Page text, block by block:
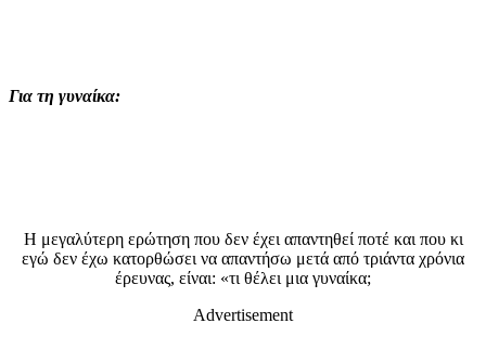
Για τη γυναίκα:
Η μεγαλύτερη ερώτηση που δεν έχει απαντηθεί ποτέ και που κι
εγώ δεν έχω κατορθώσει να απαντήσω μετά από τριάντα χρόνια
έρευνας, είναι: «τι θέλει μια γυναίκα;
Advertisement